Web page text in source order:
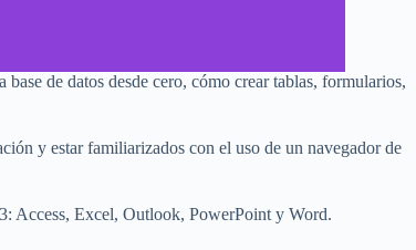
de datos desde cero, cómo crear tablas, formularios,
y estar familiarizados con el uso de un navegador de
Access, Excel, Outlook, PowerPoint y Word.